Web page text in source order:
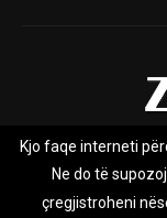
Rreth nesh
Kjo faqe interneti
Ne do të
çregjistroheni